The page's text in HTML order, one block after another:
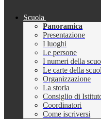
Scuola
Panoramica
Presentazione
I luoghi
Le persone
I numeri della
Le carte della
Organizzazione
La storia
Consiglio di
Coordinatori
Come iscriversi